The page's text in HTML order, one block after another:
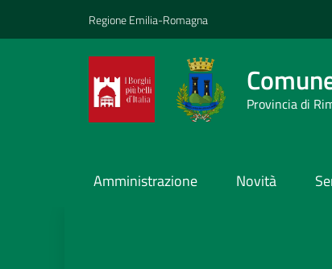
Regione Emilia-Romagna
Provincia di
Amministrazione Novità